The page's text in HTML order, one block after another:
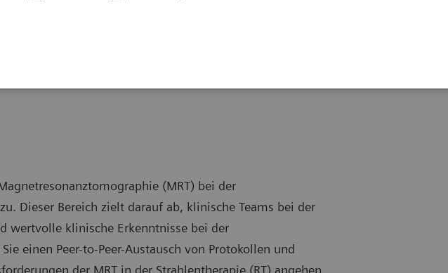
(MRT) bei der
Dieser Bereich zielt darauf ab, klinische Teams bei der
wertvolle klinische Erkenntnisse bei der
einen Peer-to-Peer-Austausch von Protokollen und
der MRT in der Strahlentherapie (RT) angehen